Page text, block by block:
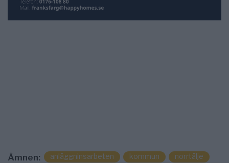
Ämnen: anläggninsarbeten kommun
norrtälje